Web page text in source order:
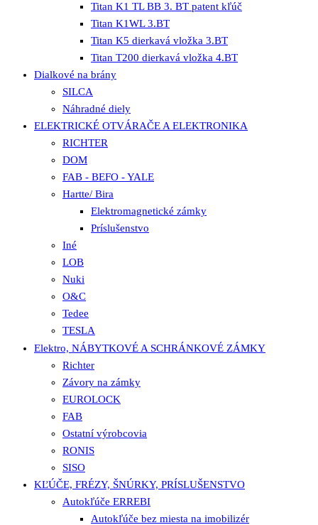
Titan K1 TL BB 3. BT patent kľúč
Titan K1WL 3.BT
Titan K5 dierkavá vložka 3.BT
Titan T200 dierkavá vložka 4.BT
Dialkové na brány
SILCA
Náhradné diely
ELEKTRICKÉ OTVÁRAČE A ELEKTRONIKA
RICHTER
DOM
FAB - BEFO - YALE
Hartte/ Bira
Elektromagnetické zámky
Príslušenstvo
Iné
LOB
Nuki
O&C
Tedee
TESLA
Elektro, NÁBYTKOVÉ A SCHRÁNKOVÉ ZÁMKY
Richter
Závory na zámky
EUROLOCK
FAB
Ostatní výrobcovia
RONIS
SISO
KĽÚČE, FRÉZY, ŠNÚRKY, PRÍSLUŠENSTVO
Autokľúče ERREBI
Autokľúče bez miesta na imobilizér